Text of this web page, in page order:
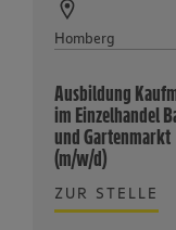
Homberg
Ausbildung
im Einzelhandel
und Gartenmarkt
(m/w/d)
ZUR STELLE